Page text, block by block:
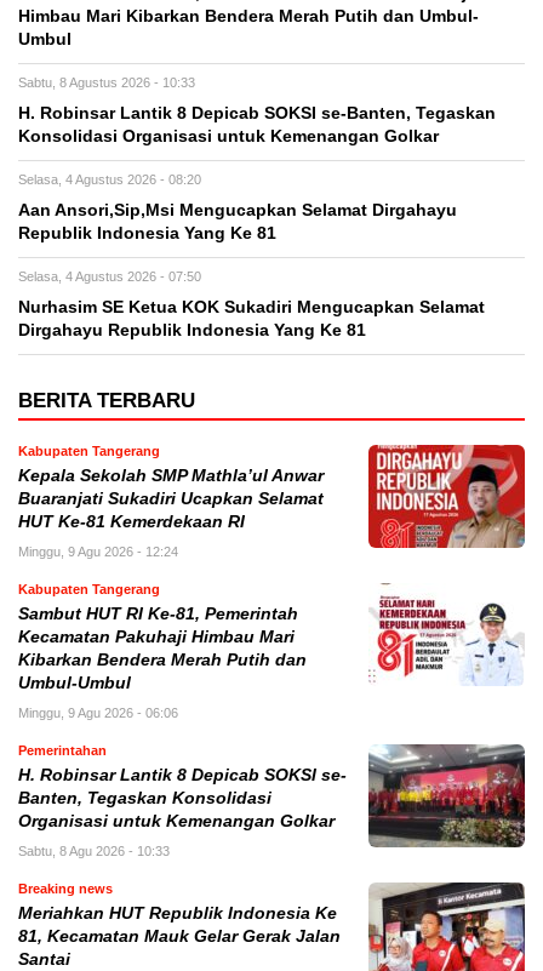
Himbau Mari Kibarkan Bendera Merah Putih dan Umbul-
Umbul
Sabtu, 8 Agustus 2026 - 10:33
H. Robinsar Lantik 8 Depicab SOKSI se-Banten, Tegaskan
Konsolidasi Organisasi untuk Kemenangan Golkar
Selasa, 4 Agustus 2026 - 08:20
Aan Ansori,Sip,Msi Mengucapkan Selamat Dirgahayu
Republik Indonesia Yang Ke 81
Selasa, 4 Agustus 2026 - 07:50
Nurhasim SE Ketua KOK Sukadiri Mengucapkan Selamat
Dirgahayu Republik Indonesia Yang Ke 81
BERITA TERBARU
Kabupaten Tangerang
Kepala Sekolah SMP Mathla’ul Anwar
Buaranjati Sukadiri Ucapkan Selamat
HUT Ke-81 Kemerdekaan RI
Minggu, 9 Agu 2026 - 12:24
Kabupaten Tangerang
Sambut HUT RI Ke-81, Pemerintah
Kecamatan Pakuhaji Himbau Mari
Kibarkan Bendera Merah Putih dan
Umbul-Umbul
Minggu, 9 Agu 2026 - 06:06
Pemerintahan
H. Robinsar Lantik 8 Depicab SOKSI se-
Banten, Tegaskan Konsolidasi
Organisasi untuk Kemenangan Golkar
Sabtu, 8 Agu 2026 - 10:33
Breaking news
Meriahkan HUT Republik Indonesia Ke
81, Kecamatan Mauk Gelar Gerak Jalan
Santai